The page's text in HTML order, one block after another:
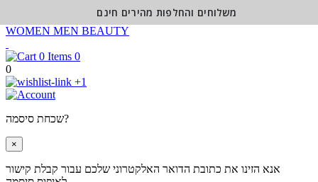
WOMEN MEN BEAUTY
0
0
+1
שכחת סיסמה?
×
אנא הזינו את כתובת הדואר האלקטרוני שלכם עבור קבלת קישור
משלוחים והחלפות מהירים חינם